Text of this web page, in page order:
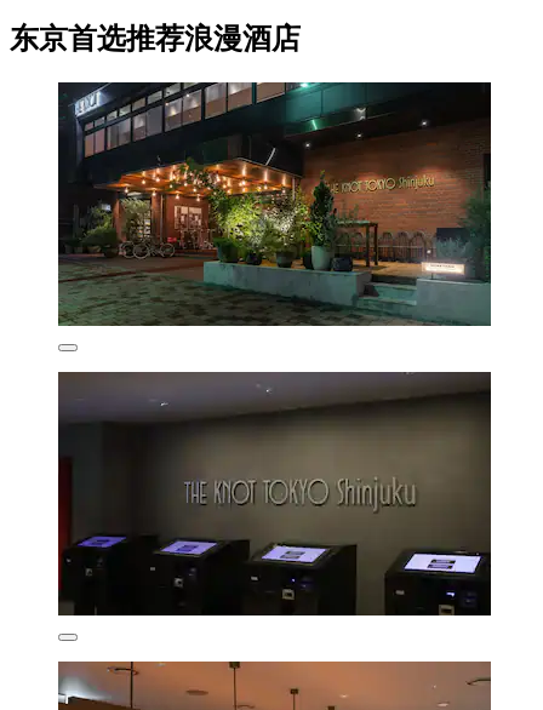
东京首选推荐浪漫酒店